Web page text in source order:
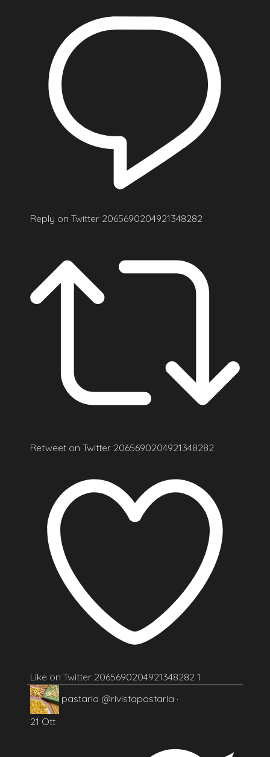
Reply on Twitter 2065690204921348282
Retweet on Twitter 2065690204921348282
Like on Twitter 2065690204921348282 1
pastaria @rivistapastaria ·
21 Ott